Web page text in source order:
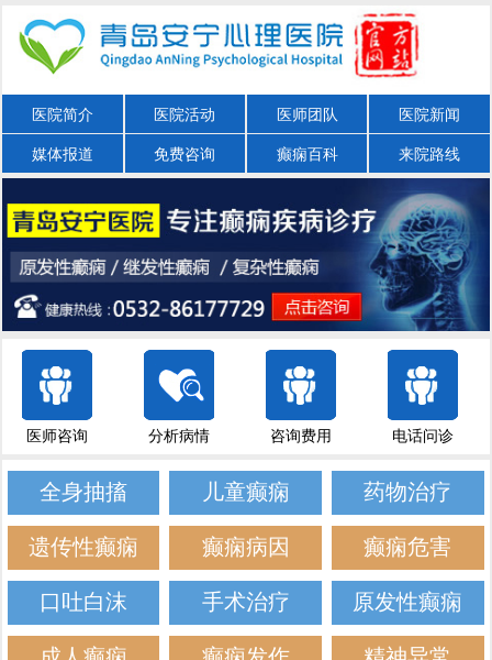
医院简介 医院活动 医师团队 医院新闻
媒体报道 免费咨询 癫痫百科 来院路线
医师咨询 分析病情 咨询费用 电话问诊
全身抽搐 儿童癫痫 药物治疗
遗传性癫痫 癫痫病因 癫痫危害
口吐白沫 手术治疗 原发性癫痫